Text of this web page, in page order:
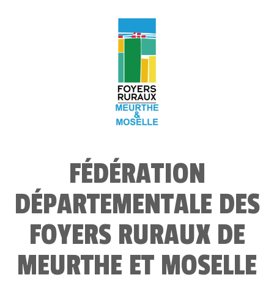
FÉDÉRATION
DÉPARTEMENTALE DES
FOYERS RURAUX DE
MEURTHE ET MOSELLE